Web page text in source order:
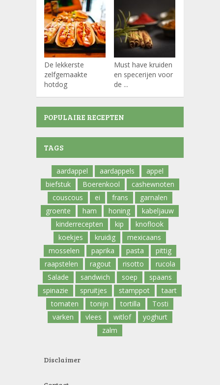
De lekkerste
zelfgemaakte
hotdog
Must have kruiden
en specerijen voor
de ...
POPULAIRE RECEPTEN
TAGS
aardappel aardappels
appel
biefstuk
Boerenkool
cashewnoten
couscous
ei frans
garnalen
groente
ham honing
kabeljauw
kinderrecepten
kip
knoflook
koekjes
kruidig
mexicaans
mosselen
paprika pasta
pittig
raapstelen
ragout risotto
rucola
Salade
sandwich soep
spaans
spinazie
spruitjes stamppot
taart
tomaten
tonijn tortilla
Tosti
varken
vlees witlof
yoghurt
zalm
Disclaimer